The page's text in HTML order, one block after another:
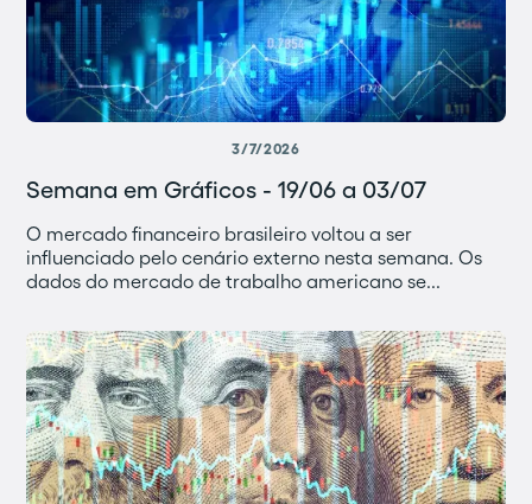
3/7/2026
Semana em Gráficos - 19/06 a 03/07
O mercado financeiro brasileiro voltou a ser
influenciado pelo cenário externo nesta semana. Os
dados do mercado de trabalho americano se...